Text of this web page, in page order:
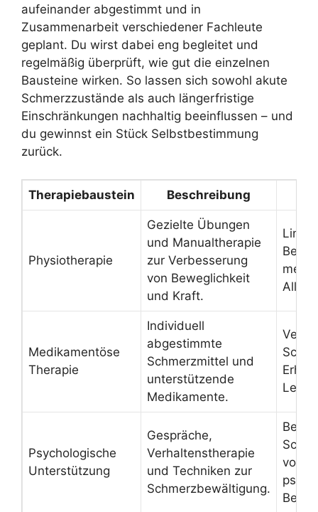
aufeinander abgestimmt und in
Zusammenarbeit verschiedener Fachleute
geplant. Du wirst dabei eng begleitet und
regelmäßig überprüft, wie gut die einzelnen
Bausteine wirken. So lassen sich sowohl akute
Schmerzzustände als auch längerfristige
Einschränkungen nachhaltig beeinflussen – und
du gewinnst ein Stück Selbstbestimmung
zurück.
Therapiebaustein Beschreibung
Physiotherapie
Gezielte Übungen
und Manualtherapie
zur Verbesserung
von Beweglichkeit
und Kraft.
mehr
Alltag.
Medikamentöse
Therapie
Individuell
abgestimmte
Schmerzmittel und
unterstützende
Medikamente.
Psychologische
Unterstützung
Gespräche,
Verhaltenstherapie
und Techniken zur
Schmerzbewältigung.
von